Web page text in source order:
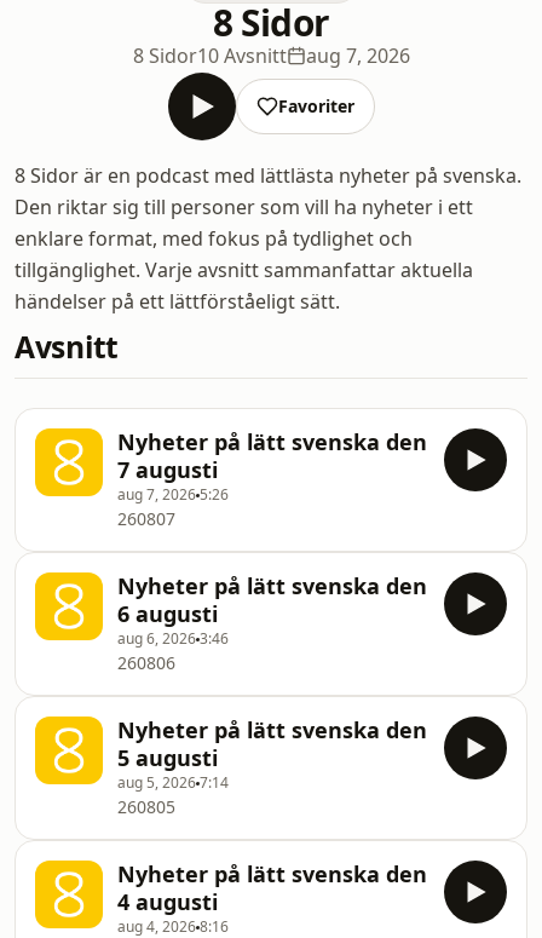
8 Sidor
8 Sidor10 Avsnitt aug 7, 2026
Favoriter
8 Sidor är en podcast med lättlästa nyheter på svenska.
Den riktar sig till personer som vill ha nyheter i ett
enklare format, med fokus på tydlighet och
tillgänglighet. Varje avsnitt sammanfattar aktuella
händelser på ett lättförståeligt sätt.
Avsnitt
Nyheter på lätt svenska den
7 augusti
aug 7, 2026 5:26
260807
Nyheter på lätt svenska den
6 augusti
aug 6, 20263:46
260806
Nyheter på lätt svenska den
5 augusti
aug 5, 20267:14
260805
Nyheter på lätt svenska den
4 augusti
aug 4, 20268:16